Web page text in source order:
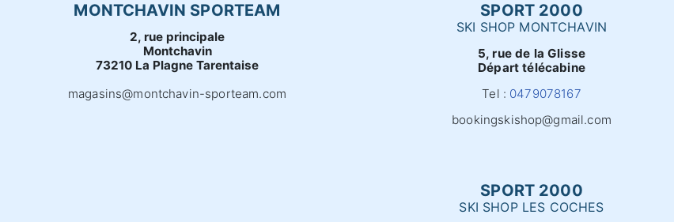
MONTCHAVIN SPORTEAM
2, rue principale
Montchavin
73210 La Plagne Tarentaise
magasins@montchavin-sporteam.com
SPORT 2000
SKI SHOP MONTCHAVIN
5, rue de la Glisse
Départ télécabine
Tel : 0479078167
bookingskishop@gmail.com
SPORT 2000
SKI SHOP LES COCHES